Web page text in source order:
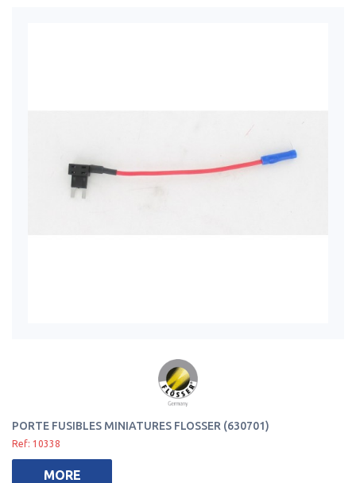
PORTE FUSIBLES MINIATURES FLOSSER (630701)
Ref: 10338
MORE